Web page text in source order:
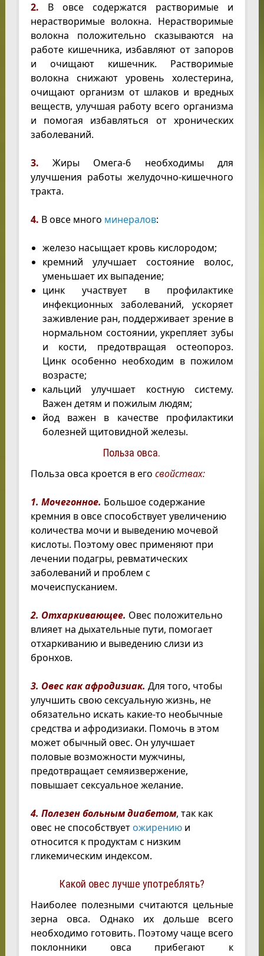
2. В овсе содержатся растворимые и
нерастворимые волокна. Нерастворимые
волокна положительно сказываются на
работе кишечника, избавляют от запоров
и очищают кишечник. Растворимые
волокна снижают уровень холестерина,
очищают организм от шлаков и вредных
веществ, улучшая работу всего организма
и помогая избавляться от хронических
заболеваний.
3. Жиры Омега-6 необходимы для
улучшения работы желудочно-кишечного
тракта.
4. В овсе много минералов:
железо насыщает кровь кислородом;
кремний улучшает состояние волос,
уменьшает их выпадение;
цинк участвует в профилактике
инфекционных заболеваний, ускоряет
заживление ран, поддерживает зрение в
нормальном состоянии, укрепляет зубы
и кости, предотвращая остеопороз.
Цинк особенно необходим в пожилом
возрасте;
кальций улучшает костную систему.
Важен детям и пожилым людям;
йод важен в качестве профилактики
болезней щитовидной железы.
Польза овса.
Польза овса кроется в его свойствах:
1. Мочегонное. Большое содержание
кремния в овсе способствует увеличению
количества мочи и выведению мочевой
кислоты. Поэтому овес применяют при
лечении подагры, ревматических
заболеваний и проблем с
мочеиспусканием.
2. Отхаркивающее. Овес положительно
влияет на дыхательные пути, помогает
отхаркиванию и выведению слизи из
бронхов.
3. Овес как афродизиак. Для того, чтобы
улучшить свою сексуальную жизнь, не
обязательно искать какие-то необычные
средства и афродизиаки. Помочь в этом
может обычный овес. Он улучшает
половые возможности мужчины,
предотвращает семяизвержение,
повышает сексуальное желание.
4. Полезен больным диабетом, так как
овес не способствуетожирениюи
относится к продуктам с низким
гликемическим индексом.
Какой овес лучше употреблять?
Наиболее полезными считаются цельные
зерна овса. Однако их дольше всего
необходимо готовить. Поэтому чаще всего
поклонники овса прибегают к